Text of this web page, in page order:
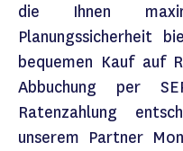
die Ihnen
Planungssicherheit
bequemen Kauf auf
Abbuchung per
Ratenzahlung
unserem Partner